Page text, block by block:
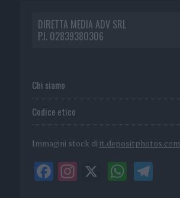
DIRETTA MEDIA ADV SRL
P.I. 02839380306
Chi siamo
Codice etico
Immagini stock di it.depositphotos.com